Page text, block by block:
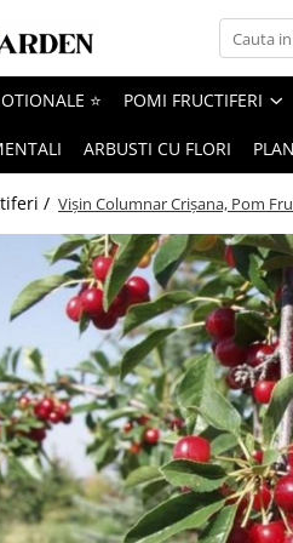
⭐ POMI FRUCTIFERI
ARBUSTI CU FLORI
/ Vișin Columnar Crișana, Pom